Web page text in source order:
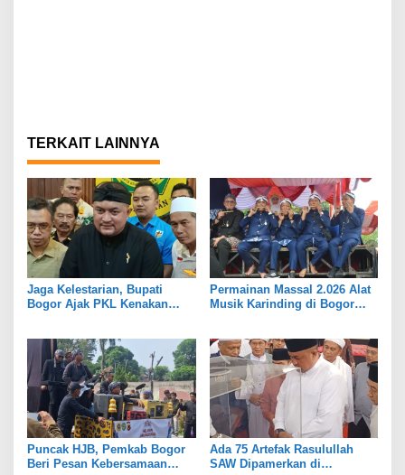
TERKAIT LAINNYA
Jaga Kelestarian, Bupati
Bogor Ajak PKL Kenakan
Permainan Massal 2.026 Alat
Musik Karinding di Bogor
Puncak HJB, Pemkab Bogor
Beri Pesan Kebersamaan
Ada 75 Artefak Rasulullah
SAW Dipamerkan di